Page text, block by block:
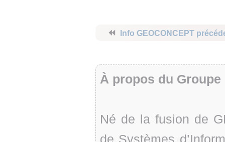
⏪ Info GEOCONCEPT
À propos du Groupe
Né de la fusion de
de Systèmes